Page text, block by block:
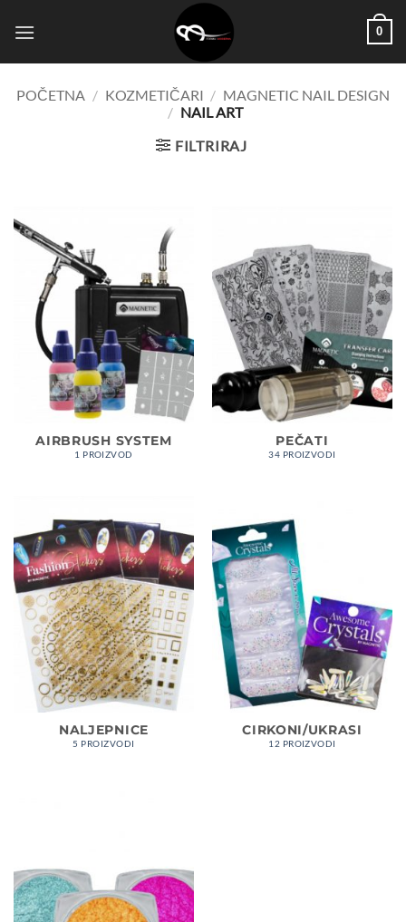
0
POČETNA / KOZMETIČARI / MAGNETIC NAIL DESIGN
/ NAIL ART
FILTRIRAJ
AIRBRUSH SYSTEM
1 PROIZVOD
PEČATI
34 PROIZVODI
NALJEPNICE
5 PROIZVODI
CIRKONI/UKRASI
12 PROIZVODI